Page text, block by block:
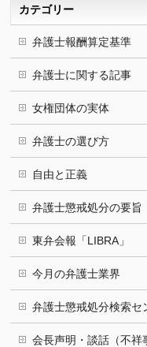
カテゴリー
弁護士報酬算定基準
弁護士に関する記事
女権団体の実体
弁護士の選び方
自由と正義
弁護士懲戒処分の要旨
東弁会報「LIBRA」
今月の弁護士業界
弁護士懲戒処分検索セ
会長声明・談話（不祥